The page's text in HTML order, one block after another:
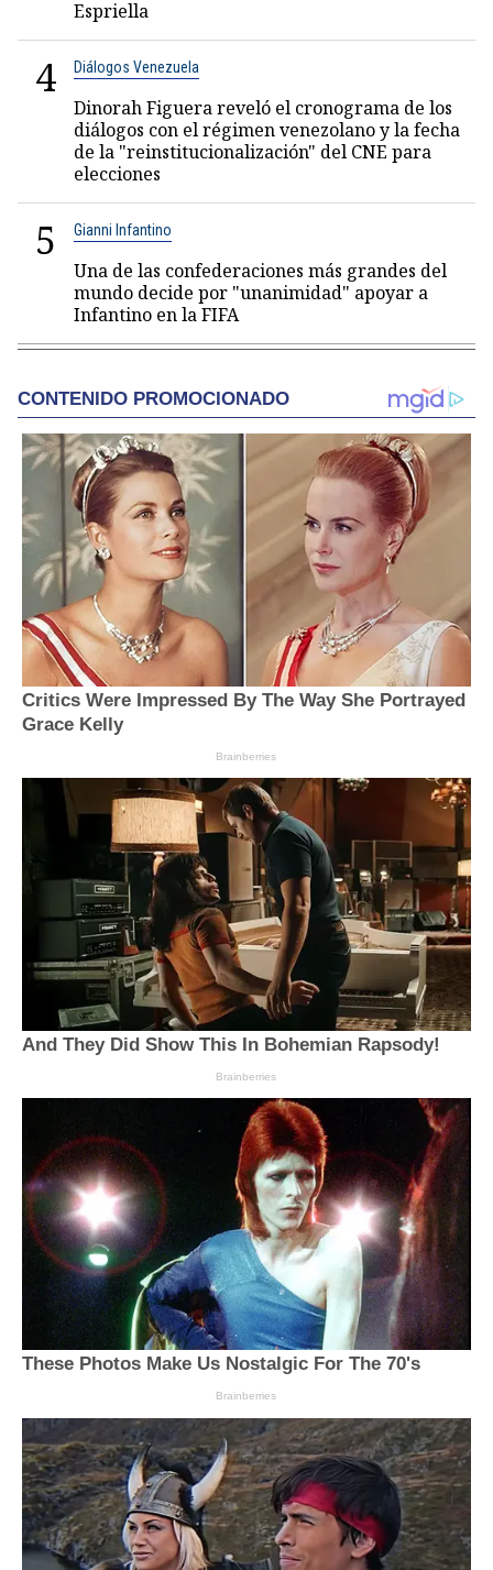
Espriella
4 Diálogos Venezuela
Dinorah Figuera reveló el cronograma de los
diálogos con el régimen venezolano y la fecha
de la "reinstitucionalización" del CNE para
elecciones
5 Gianni Infantino
Una de las confederaciones más grandes del
mundo decide por "unanimidad" apoyar a
Infantino en la FIFA